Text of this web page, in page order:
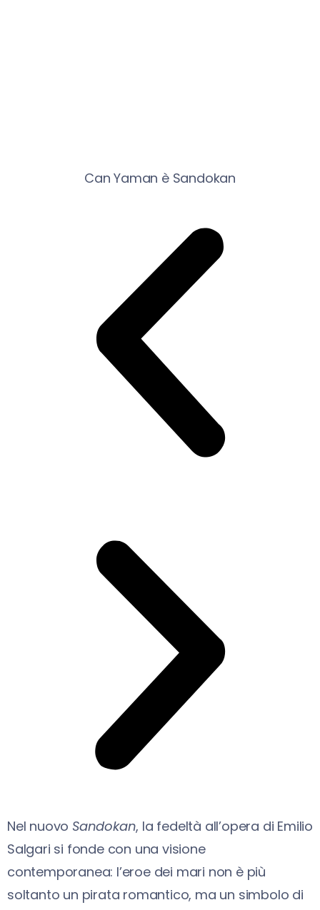
Can Yaman è Sandokan
Nel nuovo Sandokan, la fedeltà all’opera di Emilio
Salgari si fonde con una visione
contemporanea: l’eroe dei mari non è più
soltanto un pirata romantico, ma un simbolo di